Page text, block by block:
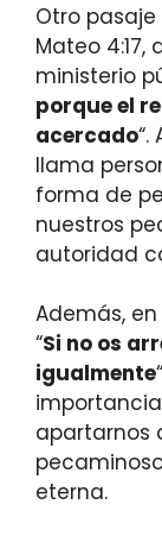
Otro
Mateo 4:17,
ministerio
porque el
acercado“.
llama
forma de
nuestros
autoridad
Además, en
“Si no os
igualmente
apartarnos
eterna.